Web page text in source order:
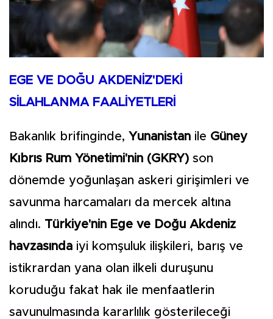
EGE VE DOĞU AKDENİZ'DEKİ
SİLAHLANMA FAALİYETLERİ
Bakanlık brifinginde, Yunanistan ile Güney
Kıbrıs Rum Yönetimi'nin (GKRY) son
dönemde yoğunlaşan askeri girişimleri ve
savunma harcamaları da mercek altına
alındı. Türkiye'nin Ege ve Doğu Akdeniz
havzasında iyi komşuluk ilişkileri, barış ve
istikrardan yana olan ilkeli duruşunu
koruduğu fakat hak ile menfaatlerin
savunulmasında kararlılık gösterileceği